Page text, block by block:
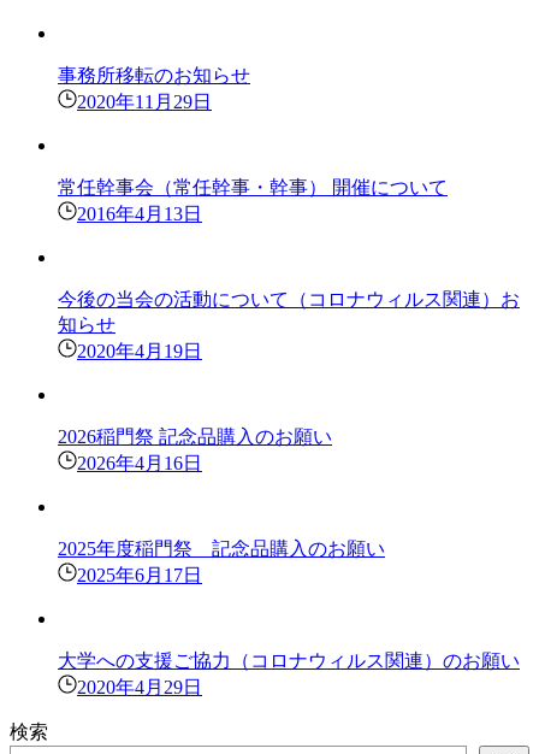
事務所移転のお知らせ
2020年11月29日
常任幹事会（常任幹事・幹事） 開催について
2016年4月13日
今後の当会の活動について（コロナウィルス関連）お
知らせ
2020年4月19日
2026稲門祭 記念品購入のお願い
2026年4月16日
2025年度稲門祭 記念品購入のお願い
2025年6月17日
大学への支援ご協力（コロナウィルス関連）のお願い
2020年4月29日
検索